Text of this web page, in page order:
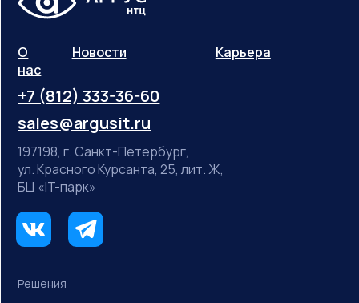
Решения
О
нас
+7 (812) 333-36-60
sales@argusit.ru
Новости Карьера
197198, г. Санкт-Петербург,
ул. Красного Курсанта, 25, лит. Ж,
БЦ «IT-парк»